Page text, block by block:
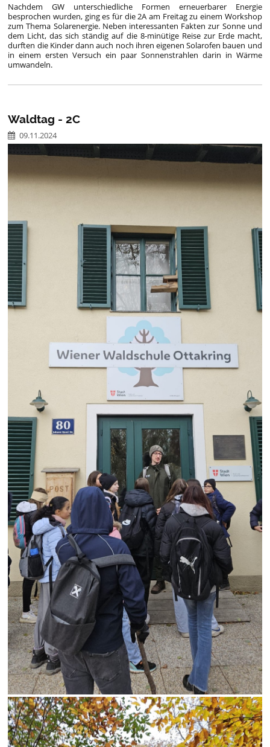
Nachdem GW unterschiedliche Formen erneuerbarer Energie
besprochen wurden, ging es für die 2A am Freitag zu einem Workshop
zum Thema Solarenergie. Neben interessanten Fakten zur Sonne und
dem Licht, das sich ständig auf die 8-minütige Reise zur Erde macht,
durften die Kinder dann auch noch ihren eigenen Solarofen bauen und
in einem ersten Versuch ein paar Sonnenstrahlen darin in Wärme
umwandeln.
Waldtag - 2C
09.11.2024